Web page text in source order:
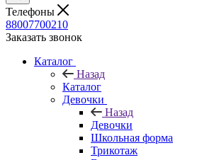
Телефоны
88007700210
Заказать звонок
Каталог
Назад
Каталог
Девочки
Назад
Девочки
Школьная форма
Трикотаж